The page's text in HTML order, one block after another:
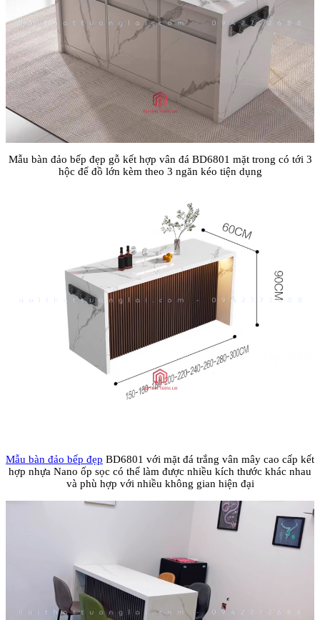
Mẫu bàn đảo bếp đẹp gỗ kết hợp vân đá BD6801 mặt trong có tới 3
hộc để đồ lớn kèm theo 3 ngăn kéo tiện dụng
Mẫu bàn đảo bếp đẹp BD6801 với mặt đá trắng vân mây cao cấp kết
hợp nhựa Nano ốp sọc có thể làm được nhiều kích thước khác nhau
và phù hợp với nhiều không gian hiện đại